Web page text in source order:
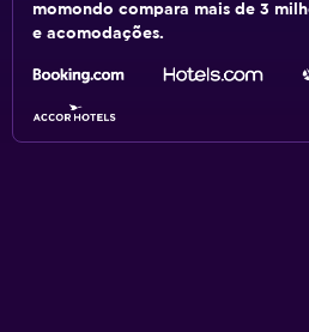
momondo compara mais de 3
e acomodações.